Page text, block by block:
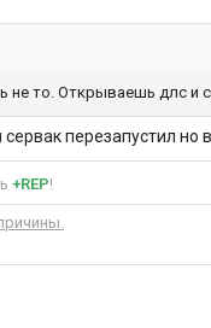
не то. Открываешь длс и
перезапустил но
+REP!